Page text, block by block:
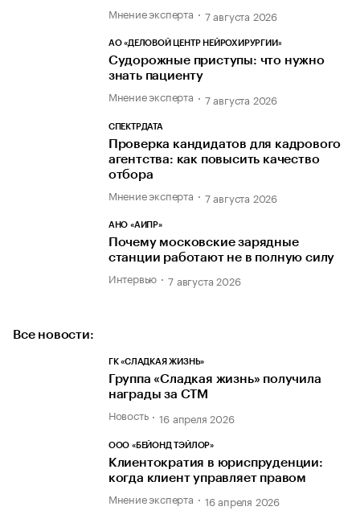
Мнение эксперта 7 августа 2026
АО «ДЕЛОВОЙ ЦЕНТР НЕЙРОХИРУРГИИ»
Судорожные приступы: что нужно
знать пациенту
Мнение эксперта 7 августа 2026
СПЕКТРДАТА
Проверка кандидатов для кадрового
агентства: как повысить качество
отбора
Мнение эксперта 7 августа 2026
АНО «АИПР»
Почему московские зарядные
станции работают не в полную силу
Интервью 7 августа 2026
Все новости:
ГК «СЛАДКАЯ ЖИЗНЬ»
Группа «Сладкая жизнь» получила
награды за СТМ
Новость 16 апреля 2026
ООО «БЕЙОНД ТЭЙЛОР»
Клиентократия в юриспруденции:
когда клиент управляет правом
Мнение эксперта 16 апреля 2026